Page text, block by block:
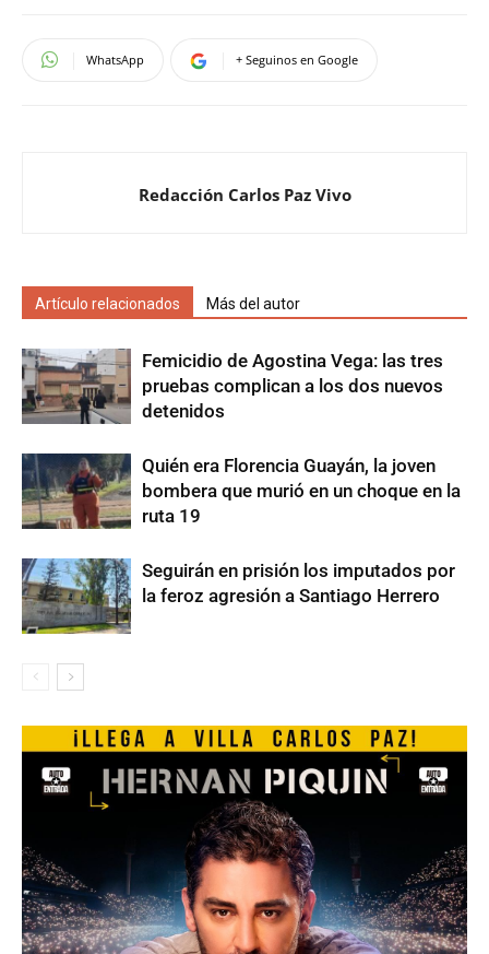
WhatsApp + Seguinos en Google
Redacción Carlos Paz Vivo
Artículo relacionados Más del autor
Femicidio de Agostina Vega: las tres
pruebas complican a los dos nuevos
detenidos
Quién era Florencia Guayán, la joven
bombera que murió en un choque en la
ruta 19
Seguirán en prisión los imputados por
la feroz agresión a Santiago Herrero